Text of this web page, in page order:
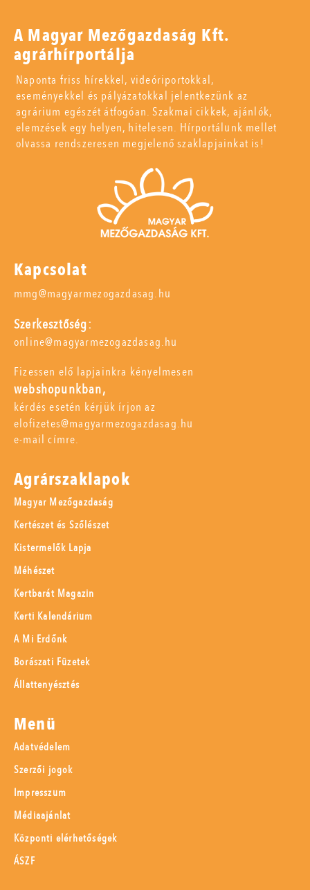
A Magyar Mezőgazdaság Kft.
agrárhírportálja
Naponta friss hírekkel, videóriportokkal,
eseményekkel és pályázatokkal jelentkezünk az
agrárium egészét átfogóan. Szakmai cikkek, ajánlók,
elemzések egy helyen, hitelesen. Hírportálunk mellet
olvassa rendszeresen megjelenő szaklapjainkat is!
Kapcsolat
mmg@magyarmezogazdasag.hu
Szerkesztőség:
online@magyarmezogazdasag.hu
Fizessen elő lapjainkra kényelmesen
webshopunkban,
kérdés esetén kérjük írjon az
elofizetes@magyarmezogazdasag.hu
e-mail címre.
Agrárszaklapok
Magyar Mezőgazdaság
Kertészet és Szőlészet
Kistermelők Lapja
Méhészet
Kertbarát Magazin
Kerti Kalendárium
A Mi Erdőnk
Borászati Füzetek
Állattenyésztés
Menü
Adatvédelem
Szerzői jogok
Impresszum
Médiaajánlat
Központi elérhetőségek
ÁSZF